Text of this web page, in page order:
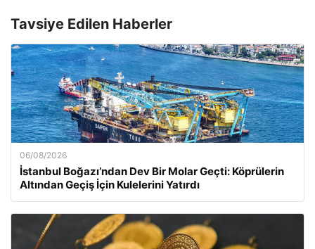
Tavsiye Edilen Haberler
06/08/2026
İstanbul Boğazı’ndan Dev Bir Molar Geçti: Köprülerin
Altından Geçiş İçin Kulelerini Yatırdı